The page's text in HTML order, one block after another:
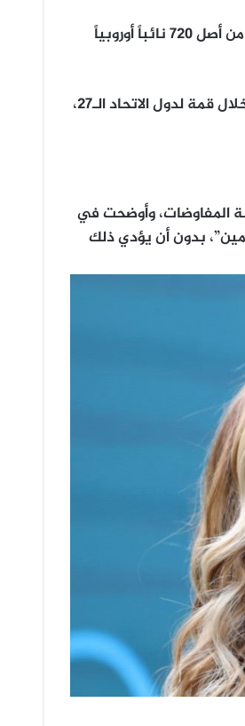
وتملك هذه المجموعات السياسية الثلاث معاً غالبية مريحة تبلغ 400 مقعد من أصل 720 نائباً أوروبياً
وفي ضوء هذه الأرقام، باشر قادة المجموعات الثلاث مباحثات مساء الاثنين خلال قمة لدول الاتحاد الـ27،
المفاوضات، وأوضحت في
بدون أن يؤدي ذلك